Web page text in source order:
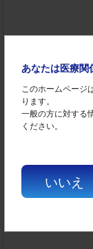
あなたは医療関
このホームページ
ります。
一般の方に対する
ください。
いいえ
お勧め 完売済
商